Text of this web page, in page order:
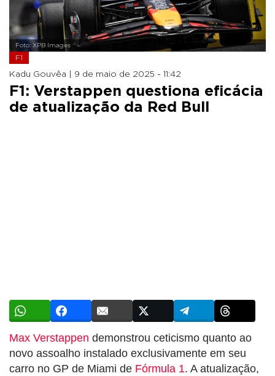
Foto: XPB Images
F1
Kadu Gouvêa | 9 de maio de 2025 - 11:42
F1: Verstappen questiona eficácia
de atualização da Red Bull
Max Verstappen demonstrou ceticismo quanto ao
novo assoalho instalado exclusivamente em seu
carro no GP de Miami de Fórmula 1. A atualização,